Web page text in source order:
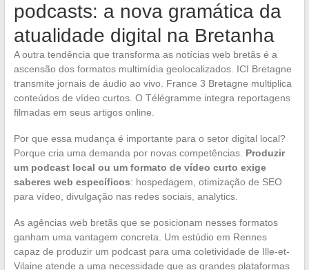
podcasts: a nova gramática da
atualidade digital na Bretanha
A outra tendência que transforma as notícias web bretãs é a
ascensão dos formatos multimídia geolocalizados. ICI Bretagne
transmite jornais de áudio ao vivo. France 3 Bretagne multiplica
conteúdos de vídeo curtos. O Télégramme integra reportagens
filmadas em seus artigos online.
Por que essa mudança é importante para o setor digital local?
Porque cria uma demanda por novas competências. Produzir
um podcast local ou um formato de vídeo curto exige
saberes web específicos: hospedagem, otimização de SEO
para vídeo, divulgação nas redes sociais, analytics.
As agências web bretãs que se posicionam nesses formatos
ganham uma vantagem concreta. Um estúdio em Rennes
capaz de produzir um podcast para uma coletividade de Ille-et-
Vilaine atende a uma necessidade que as grandes plataformas